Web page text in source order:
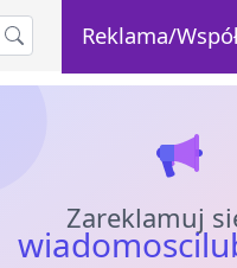
Reklama/
Zareklamuj